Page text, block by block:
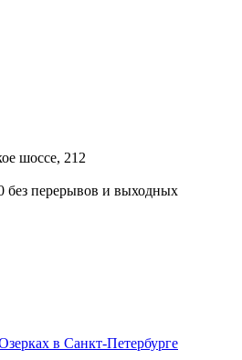
шоссе, 212
без перерывов и выходных